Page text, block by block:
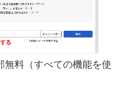
無料（すべての機能を使